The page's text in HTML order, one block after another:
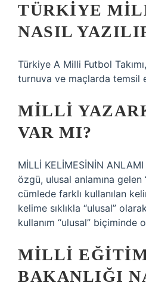
TÜRKIYE
NASIL
Türkiye A Milli Futbol
turnuva ve maçlarda temsil
MILLI
VAR MI?
MİLLİ KELİMESİNİN
özgü, ulusal anlamına
cümlede farklı kullanılan
kelime sıklıkla “ulusal”
kullanım “ulusal” biçiminde
MILLI
BAKANLIĞI